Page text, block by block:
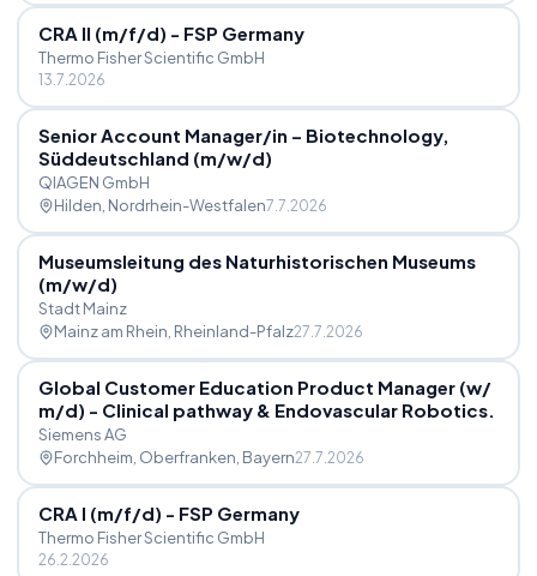
CRA II (m/f/d) - FSP Germany
Thermo Fisher Scientific GmbH
13.7.2026
Senior Account Manager/in – Biotechnology,
Süddeutschland (m/w/d)
QIAGEN GmbH
Hilden , Nordrhein-Westfalen7.7.2026
Museumsleitung des Naturhistorischen Museums
(m/w/d)
Stadt Mainz
Mainz am Rhein , Rheinland-Pfalz27.7.2026
Global Customer Education Product Manager (w/
m/d) - Clinical pathway & Endovascular Robotics.
Siemens AG
Forchheim, Oberfranken , Bayern27.7.2026
CRA I (m/f/d) - FSP Germany
Thermo Fisher Scientific GmbH
26.2.2026